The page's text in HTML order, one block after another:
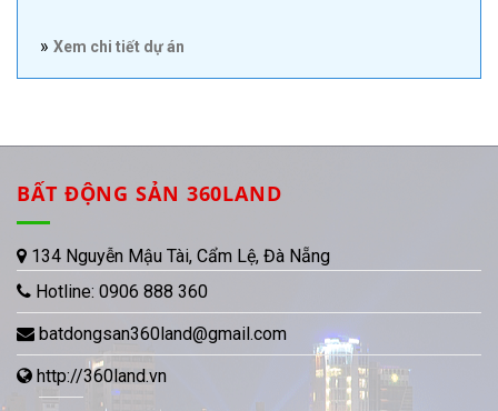
» Xem chi tiết dự án
BẤT ĐỘNG SẢN 360LAND
134 Nguyễn Mậu Tài, Cẩm Lệ, Đà Nẵng
Hotline: 0906 888 360
batdongsan360land@gmail.com
http://360land.vn